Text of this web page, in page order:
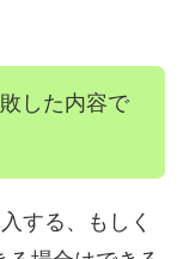
した内容で
する、もしく